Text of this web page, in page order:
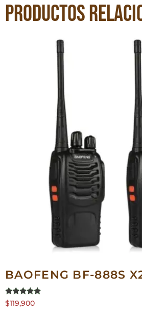
Productos
BAOFENG BF-888S
Valorado en
5.00
$119,900